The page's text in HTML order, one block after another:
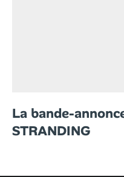
La bande-
STRANDING